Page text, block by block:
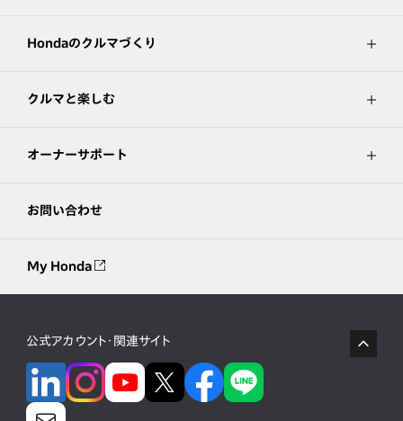
Hondaのクルマづくり
クルマと楽しむ
オーナーサポート
お問い合わせ
My Honda
公式アカウント・関連サイト